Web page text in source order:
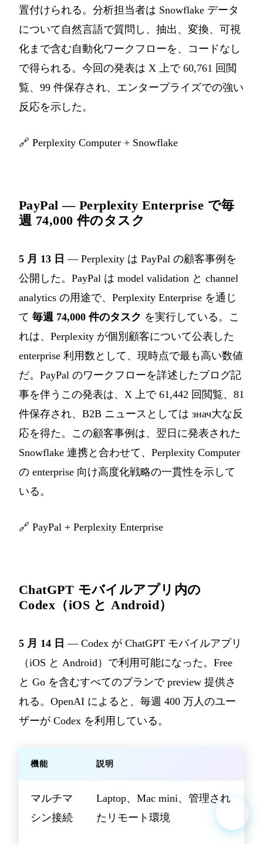
置付けられる。分析担当者は Snowflake データ
について自然言語で質問し、抽出、変換、可視
化まで含む自動化ワークフローを、コードなし
で得られる。今回の発表は X 上で 60,761 回閲
覧、99 件保存され、エンタープライズでの強い
反応を示した。
🔗 Perplexity Computer + Snowflake
PayPal — Perplexity Enterprise で毎
週 74,000 件のタスク
5 月 13 日 — Perplexity は PayPal の顧客事例を
公開した。PayPal は model validation と channel
analytics の用途で、Perplexity Enterprise を通じ
て 毎週 74,000 件のタスク を実行している。こ
れは、Perplexity が個別顧客について公表した
enterprise 利用数として、現時点で最も高い数値
だ。PayPal のワークフローを詳述したブログ記
事を伴うこの発表は、X 上で 61,442 回閲覧、81
件保存され、B2B ニュースとしては знач大な反
応を得た。この顧客事例は、翌日に発表された
Snowflake 連携と合わせて、Perplexity Computer
の enterprise 向け高度化戦略の一貫性を示して
いる。
🔗 PayPal + Perplexity Enterprise
ChatGPT モバイルアプリ内の
Codex（iOS と Android）
5 月 14 日 — Codex が ChatGPT モバイルアプリ
（iOS と Android）で利用可能になった。Free
と Go を含むすべてのプランで preview 提供さ
れる。OpenAI によると、毎週 400 万人のユー
ザーが Codex を利用している。
機能 説明
マルチマ
シン接続
Laptop、Mac mini、管理され
たリモート環境